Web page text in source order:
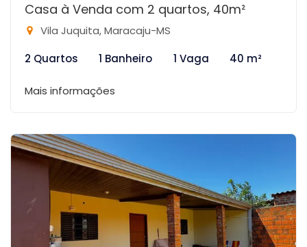
Casa à Venda com 2 quartos, 40m²
Vila Juquita, Maracaju-MS
2 Quartos
1 Banheiro 1 Vaga 40 m²
Mais informações